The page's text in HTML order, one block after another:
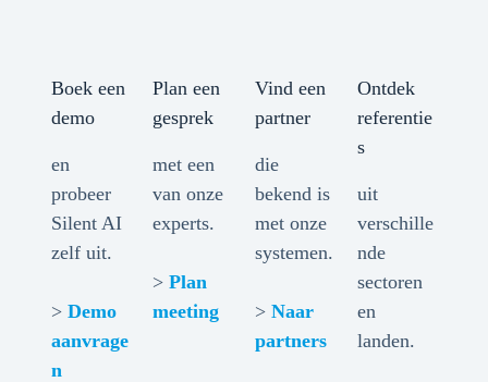
Boek een
demo
en
probeer
Silent AI
zelf uit.
> Demo
aanvrage
n
Plan een
gesprek
met een
van onze
experts.
>Plan
meeting
Vind een
partner
die
bekend is
met onze
systemen.
> Naar
partners
Ontdek
referentie
s
uit
verschille
nde
sectoren
en
landen.